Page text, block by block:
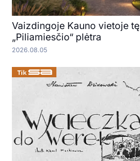
Vaizdingoje Kauno vietoje
„Piliamiesčio“ plėtra
2026.08.05